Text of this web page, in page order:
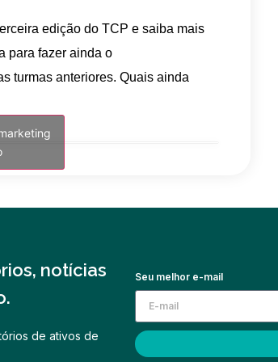
edição do TCP e saiba mais
para fazer ainda o
turmas anteriores. Quais ainda
notícias
de ativos de
Seu melhor e-mail